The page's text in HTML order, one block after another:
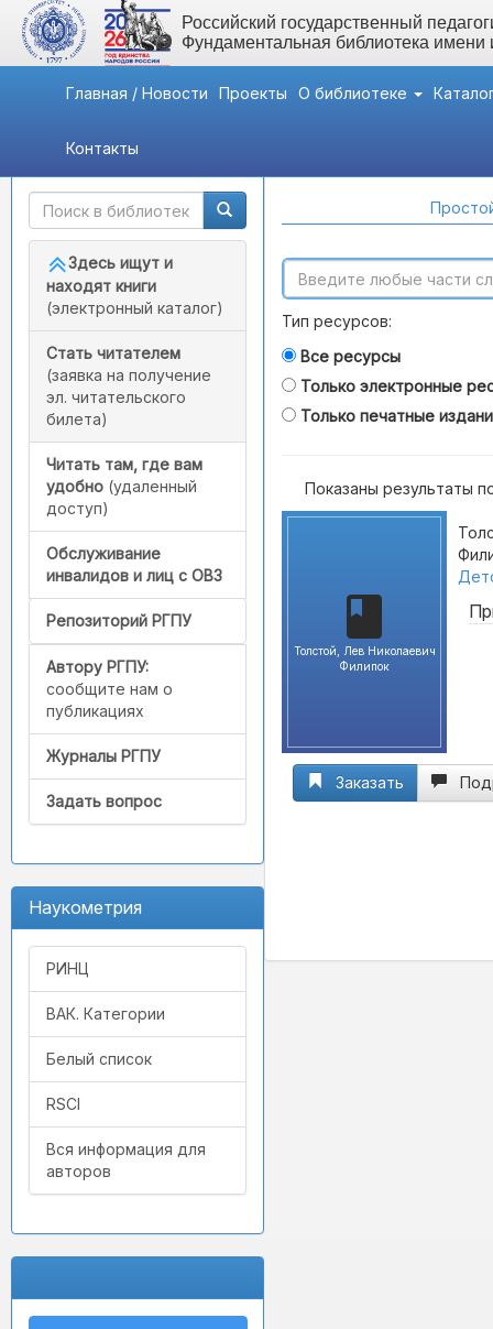
Российский государственный
Фундаментальная библиотека
Главная / Новости Проекты О библиотеке
Контакты
Быстрый доступ
Здесь ищут и
находят книги
(электронный каталог)
Стать читателем
(заявка на получение
эл. читательского
билета)
Читать там, где вам
удобно (удаленный
доступ)
Обслуживание
инвалидов и лиц с ОВЗ
Репозиторий РГПУ
Автору РГПУ:
сообщите нам о
публикациях
Журналы РГПУ
Задать вопрос
Наукометрия
РИНЦ
ВАК. Категории
Белый список
RSCI
Вся информация для
авторов
Тип ресурсов:
Все ресурсы
Только электронные
Только печатные
Показаны результаты
Толстой, Лев Николаевич
Филипок
Заказать